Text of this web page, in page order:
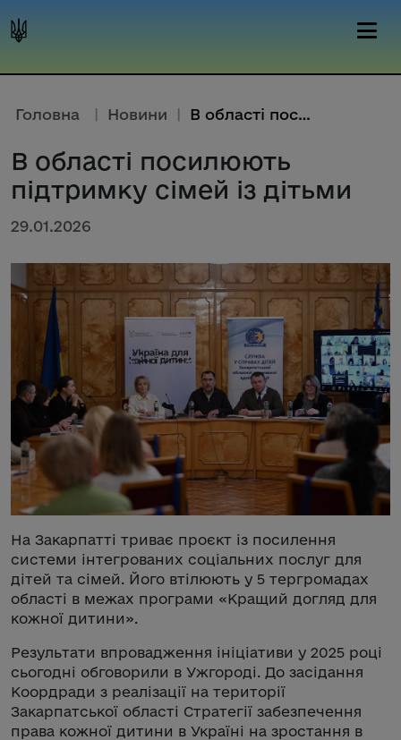
Головна | Новини | В області посилюють підтримку ...
В області посилюють
підтримку сімей із дітьми
29.01.2026
На Закарпатті триває проєкт із посилення
системи інтегрованих соціальних послуг для
дітей та сімей. Його втілюють у 5 тергромадах
області в межах програми «Кращий догляд для
кожної дитини».
Результати впровадження ініціативи у 2025 році
сьогодні обговорили в Ужгороді. До засідання
Коордради з реалізації на території
Закарпатської області Стратегії забезпечення
права кожної дитини в Україні на зростання в